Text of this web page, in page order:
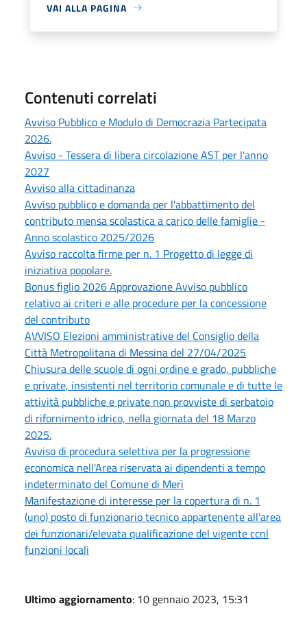
VAI ALLA PAGINA
Contenuti correlati
Avviso Pubblico e Modulo di Democrazia Partecipata
2026.
Avviso - Tessera di libera circolazione AST per l'anno
2027
Avviso alla cittadinanza
Avviso pubblico e domanda per l'abbattimento del
contributo mensa scolastica a carico delle famiglie -
Anno scolastico 2025/2026
Avviso raccolta firme per n. 1 Progetto di legge di
iniziativa popolare.
Bonus figlio 2026 Approvazione Avviso pubblico
relativo ai criteri e alle procedure per la concessione
del contributo
AVVISO Elezioni amministrative del Consiglio della
Città Metropolitana di Messina del 27/04/2025
Chiusura delle scuole di ogni ordine e grado, pubbliche
e private, insistenti nel territorio comunale e di tutte le
attività pubbliche e private non provviste di serbatoio
di rifornimento idrico, nella giornata del 18 Marzo
2025.
Avviso di procedura selettiva per la progressione
economica nell'Area riservata ai dipendenti a tempo
indeterminato del Comune di Merì
Manifestazione di interesse per la copertura di n. 1
(uno) posto di funzionario tecnico appartenente all’area
dei funzionari/elevata qualificazione del vigente ccnl
funzioni locali
Ultimo aggiornamento: 10 gennaio 2023, 15:31